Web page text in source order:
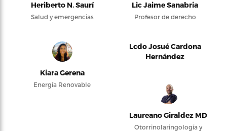
Heriberto N. Saurí
Salud y emergencias
Lic Jaime Sanabria
Profesor de derecho
Kiara Gerena
Energía Renovable
Lcdo Josué Cardona
Hernández
Laureano Giraldez MD
Otorrinolaringología y